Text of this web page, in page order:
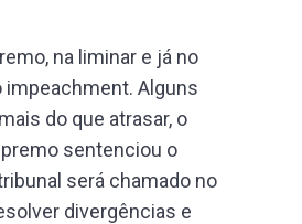
na liminar e já no
impeachment. Alguns
do que atrasar, o
sentenciou o
será chamado no
divergências e